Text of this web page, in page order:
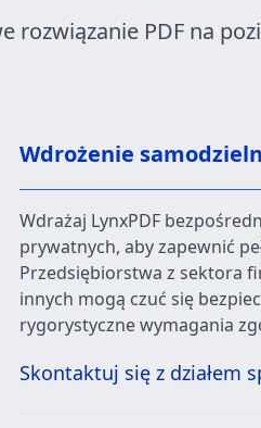
rozwiązanie PDF na
Wdrożenie
Wdrażaj LynxPDF
prywatnych, aby zapewnić
Przedsiębiorstwa z sektora
innych mogą czuć się
rygorystyczne wymagania
Skontaktuj się z działem